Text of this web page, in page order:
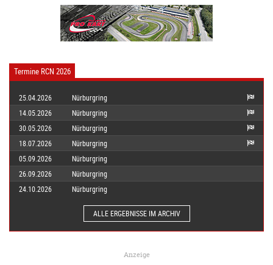
Termine RCN 2026
25.04.2026
Nürburgring
14.05.2026
Nürburgring
30.05.2026
Nürburgring
18.07.2026
Nürburgring
05.09.2026
Nürburgring
26.09.2026
Nürburgring
24.10.2026
Nürburgring
ALLE ERGEBNISSE IM ARCHIV
Anzeige